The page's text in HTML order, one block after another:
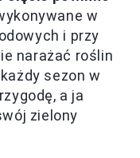
w
i przy
narażać roślin
sezon w
a ja
zielony